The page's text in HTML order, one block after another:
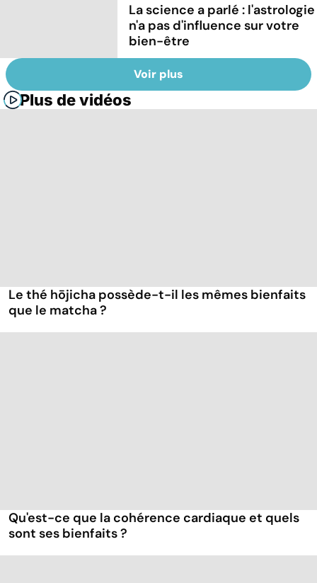
La science a parlé : l'astrologie
n'a pas d'influence sur votre
bien-être
Voir plus
Plus de vidéos
Le thé hōjicha possède-t-il les mêmes bienfaits
que le matcha ?
Qu'est-ce que la cohérence cardiaque et quels
sont ses bienfaits ?